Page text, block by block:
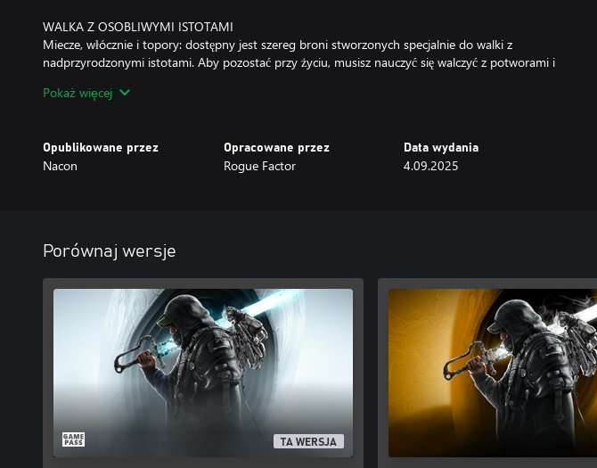
WALKA Z OSOBLIWYMI ISTOTAMI
Miecze, włócznie i topory: dostępny jest szereg broni stworzonych specjalnie do walki z
nadprzyrodzonymi istotami. Aby pozostać przy życiu, musisz nauczyć się walczyć z potworami i
Pokaż więcej
Opublikowane przez
Nacon
Opracowane przez
Rogue Factor
Data wydania
4.09.2025
Porównaj wersje
TA WERSJA